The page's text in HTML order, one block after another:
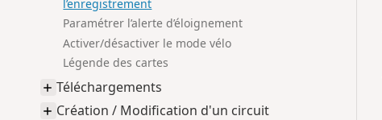
l’enregistrement
Paramétrer l’alerte d’éloignement
Activer/désactiver le mode vélo
Légende des cartes
Téléchargements
Création / Modification d'un circuit